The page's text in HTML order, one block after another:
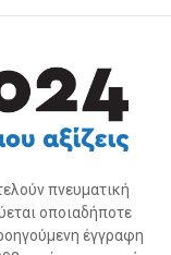
πνευματική
οποιαδήποτε
έγγραφη